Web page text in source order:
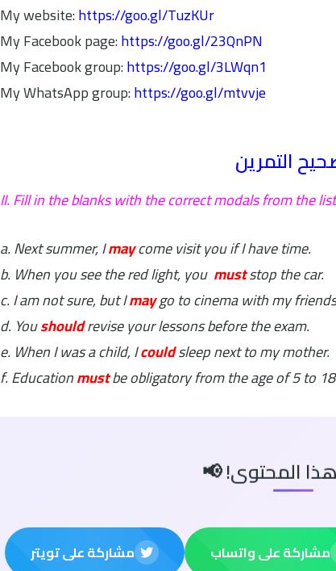
My website:https://goo.gl/TuzKUr
My Facebook page:https://goo.gl/23QnPN
My Facebook group:https://goo.gl/3LWqn1
My WhatsApp group:https://goo.gl/mtvvje
التمرين
II. Fill in the blanks with the correct modals from the list
a. Next summer, Imaycome visit you if I have time.
b. When you see the red light, you muststop the car.
c. I am not sure, but Imaygo to cinema with my
d. Youshouldrevise your lessons before the exam.
e. When I was a child, Icouldsleep next to my mother.
f. Educationmustbe obligatory from the age of 5 to
المحتوى! 📢
مشاركة على واتساب مشاركة على تويتر